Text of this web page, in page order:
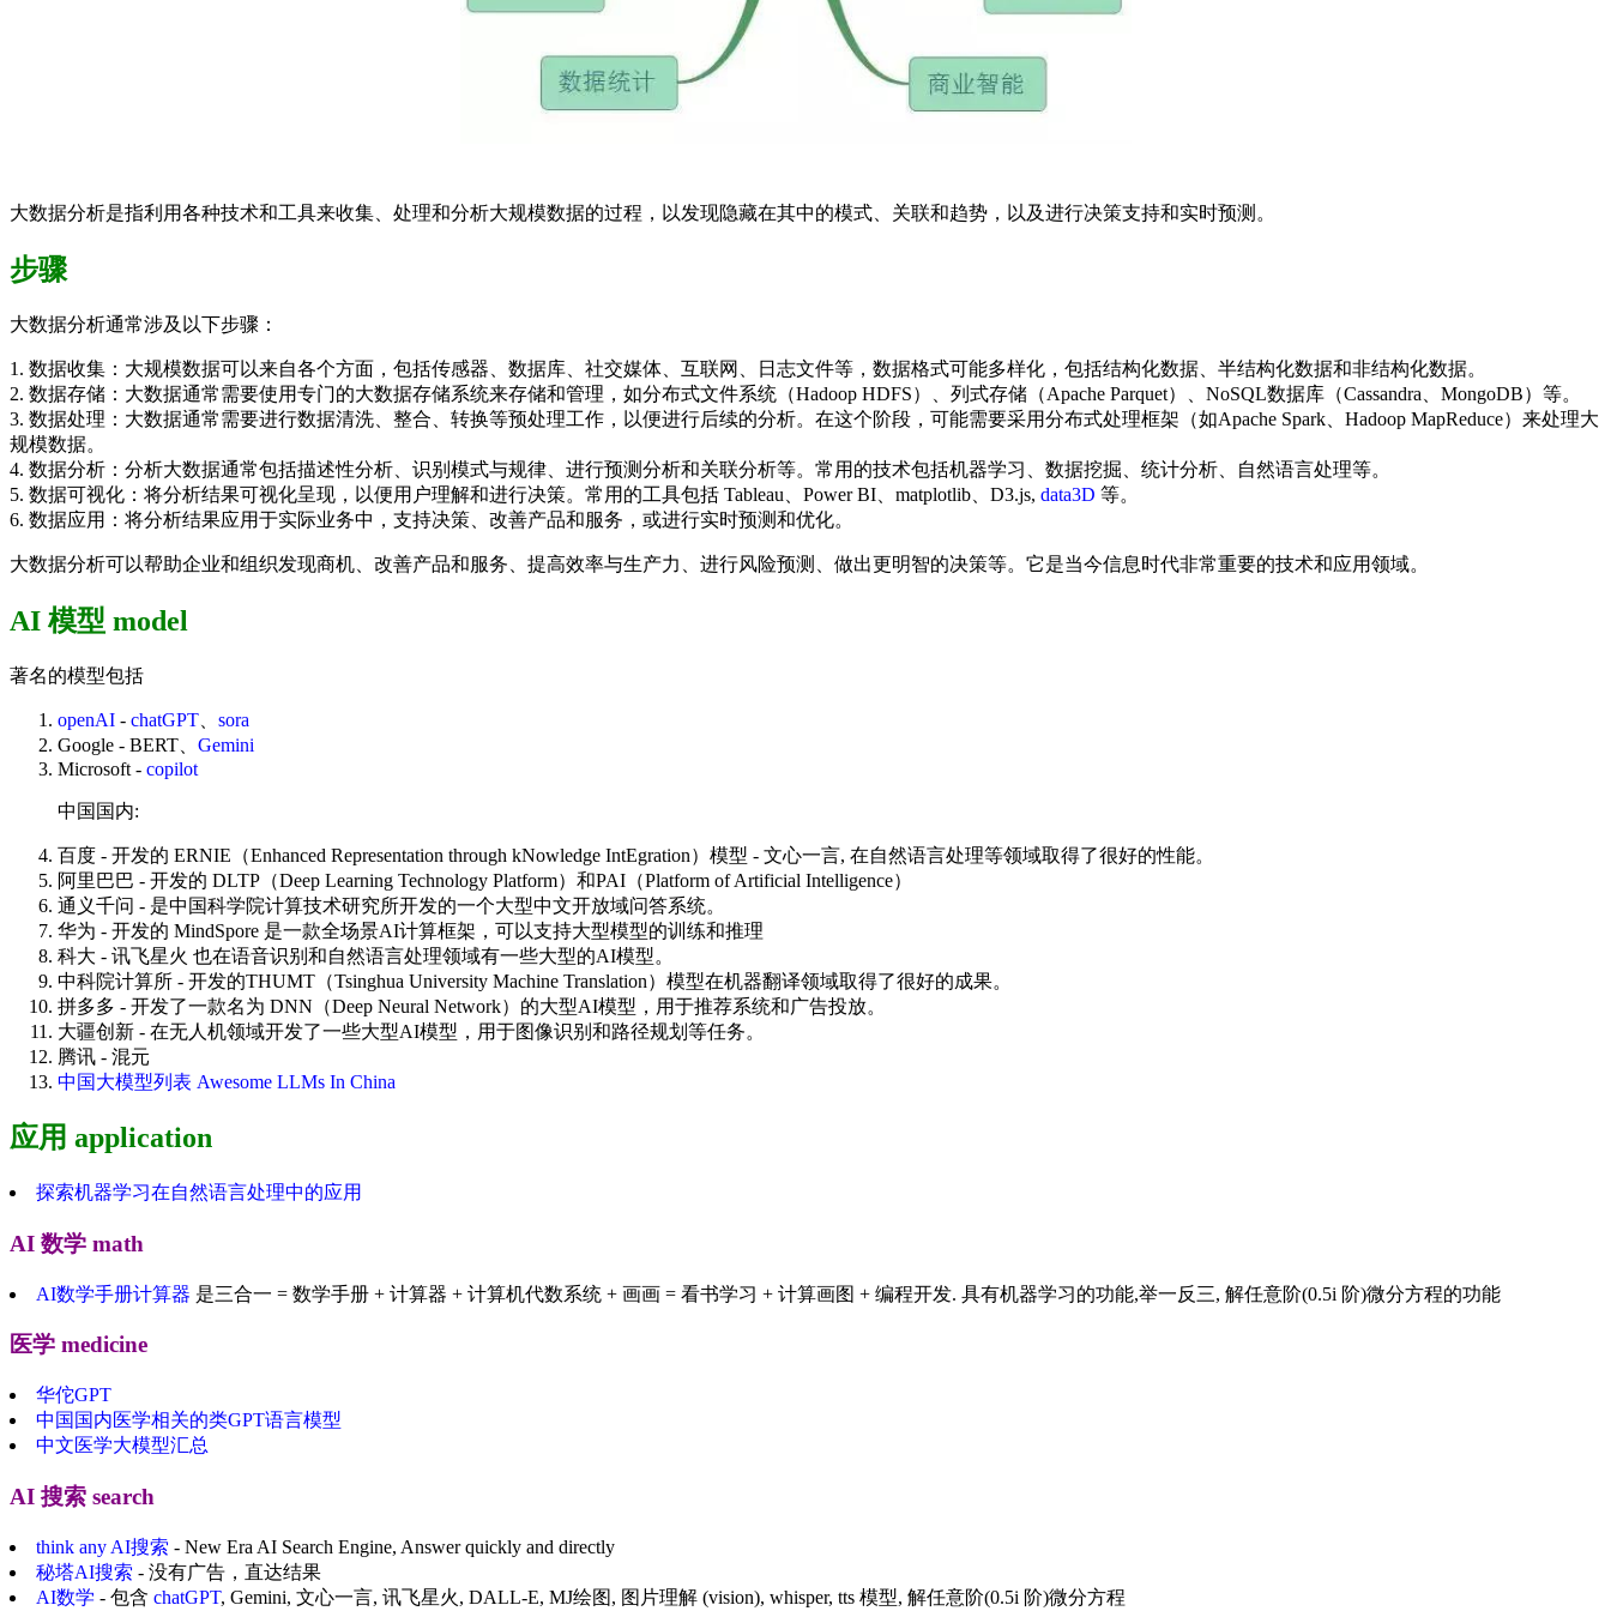
大数据分析是指利用各种技术和工具来收集、处理和分析大规模数据的过程，以发现隐藏在其中的模式、关联和趋势，以及进行决策支持和实时预测。
步骤
大数据分析通常涉及以下步骤：
1. 数据收集：大规模数据可以来自各个方面，包括传感器、数据库、社交媒体、互联网、日志文件等，数据格式可能多样化，包括结构化数据、半结构化数据和非结构化数据。
2. 数据存储：大数据通常需要使用专门的大数据存储系统来存储和管理，如分布式文件系统（Hadoop HDFS）、列式存储（Apache Parquet）、NoSQL数据库（Cassandra、MongoDB）等。
3. 数据处理：大数据通常需要进行数据清洗、整合、转换等预处理工作，以便进行后续的分析。在这个阶段，可能需要采用分布式处理框架（如Apache Spark、Hadoop MapReduce）来处理大
规模数据。
4. 数据分析：分析大数据通常包括描述性分析、识别模式与规律、进行预测分析和关联分析等。常用的技术包括机器学习、数据挖掘、统计分析、自然语言处理等。
5. 数据可视化：将分析结果可视化呈现，以便用户理解和进行决策。常用的工具包括 Tableau、Power BI、matplotlib、D3.js, data3D 等。
6. 数据应用：将分析结果应用于实际业务中，支持决策、改善产品和服务，或进行实时预测和优化。
大数据分析可以帮助企业和组织发现商机、改善产品和服务、提高效率与生产力、进行风险预测、做出更明智的决策等。它是当今信息时代非常重要的技术和应用领域。
AI 模型 model
著名的模型包括
openAI - chatGPT
sora
Google - BERT、 Gemini
Microsoft - copilot
中国国内:
百度 - 开发的 ERNIE（Enhanced Representation through kNowledge IntEgration）模型 - 文心一言, 在自然语言处理等领域取得了很好的性能。
阿里巴巴 - 开发的 DLTP（Deep Learning Technology Platform）和PAI（Platform of Artificial Intelligence）
通义千问 - 是中国科学院计算技术研究所开发的一个大型中文开放域问答系统。
华为 - 开发的 MindSpore 是一款全场景AI计算框架，可以支持大型模型的训练和推理
科大 - 讯飞星火 也在语音识别和自然语言处理领域有一些大型的AI模型。
中科院计算所 - 开发的THUMT（Tsinghua University Machine Translation）模型在机器翻译领域取得了很好的成果。
拼多多 - 开发了一款名为 DNN（Deep Neural Network）的大型AI模型，用于推荐系统和广告投放。
大疆创新 - 在无人机领域开发了一些大型AI模型，用于图像识别和路径规划等任务。
腾讯 - 混元
中国大模型列表 Awesome LLMs In China
应用 application
探索机器学习在自然语言处理中的应用
AI 数学 math
AI数学手册计算器 是三合一 = 数学手册 + 计算器 + 计算机代数系统 + 画画 = 看书学习 + 计算画图 + 编程开发. 具有机器学习的功能,举一反三, 解任意阶(0.5i 阶)微分方程的功能
医学 medicine
华佗GPT
中国国内医学相关的类GPT语言模型
中文医学大模型汇总
AI 搜索 search
think any AI搜索 - New Era AI Search Engine, Answer quickly and directly
秘塔AI搜索 - 没有广告，直达结果
AI数学 - 包含 chatGPT, Gemini, 文心一言, 讯飞星火, DALL-E, MJ绘图, 图片理解 (vision), whisper, tts 模型, 解任意阶(0.5i 阶)微分方程